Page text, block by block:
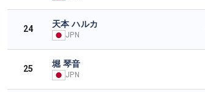
24 天本 ハルカ
JPN
25 堀 琴音
JPN